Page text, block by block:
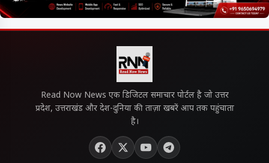
Read Now News एक डिजिटल समाचार पोर्टल है जो उत्तर
प्रदेश, उत्तराखंड और देश-दुनिया की ताज़ा खबरें आप तक पहुंचाता
है।